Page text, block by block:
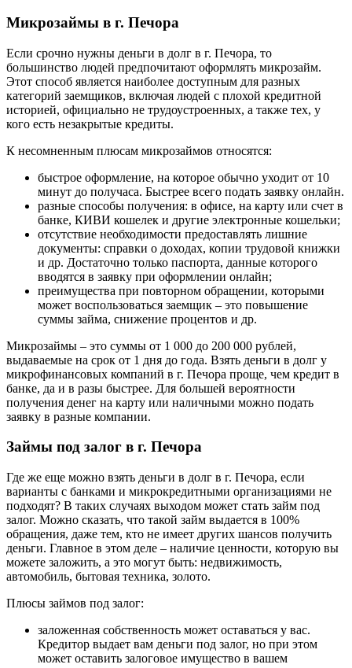
Микрозаймы в г. Печора
Если срочно нужны деньги в долг в г. Печора, то
большинство людей предпочитают оформлять микрозайм.
Этот способ является наиболее доступным для разных
категорий заемщиков, включая людей с плохой кредитной
историей, официально не трудоустроенных, а также тех, у
кого есть незакрытые кредиты.
К несомненным плюсам микрозаймов относятся:
быстрое оформление, на которое обычно уходит от 10
минут до получаса. Быстрее всего подать заявку онлайн.
разные способы получения: в офисе, на карту или счет в
банке, КИВИ кошелек и другие электронные кошельки;
отсутствие необходимости предоставлять лишние
документы: справки о доходах, копии трудовой книжки
и др. Достаточно только паспорта, данные которого
вводятся в заявку при оформлении онлайн;
преимущества при повторном обращении, которыми
может воспользоваться заемщик – это повышение
суммы займа, снижение процентов и др.
Микрозаймы – это суммы от 1 000 до 200 000 рублей,
выдаваемые на срок от 1 дня до года. Взять деньги в долг у
микрофинансовых компаний в г. Печора проще, чем кредит в
банке, да и в разы быстрее. Для большей вероятности
получения денег на карту или наличными можно подать
заявку в разные компании.
Займы под залог в г. Печора
Где же еще можно взять деньги в долг в г. Печора, если
варианты с банками и микрокредитными организациями не
подходят? В таких случаях выходом может стать займ под
залог. Можно сказать, что такой займ выдается в 100%
обращения, даже тем, кто не имеет других шансов получить
деньги. Главное в этом деле – наличие ценности, которую вы
можете заложить, а это могут быть: недвижимость,
автомобиль, бытовая техника, золото.
Плюсы займов под залог:
заложенная собственность может оставаться у вас.
Кредитор выдает вам деньги под залог, но при этом
может оставить залоговое имущество в вашем